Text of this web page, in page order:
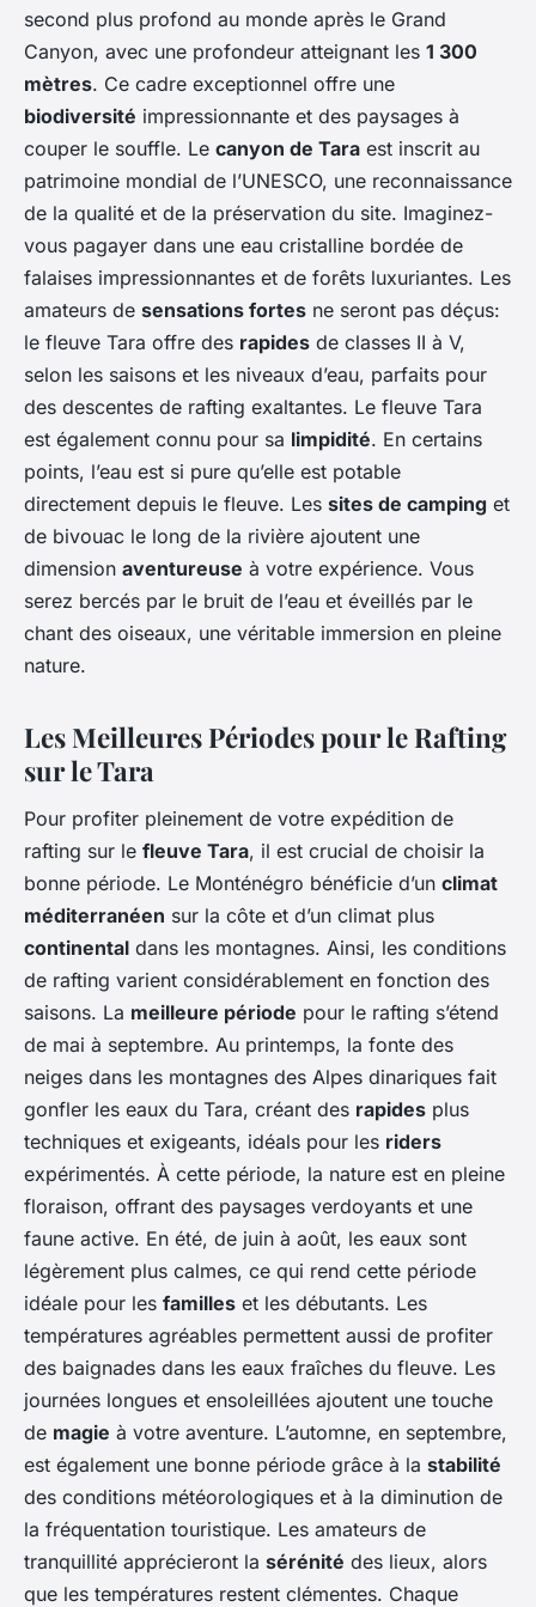
second plus profond au monde après le Grand
Canyon, avec une profondeur atteignant les 1 300
mètres. Ce cadre exceptionnel offre une
biodiversité impressionnante et des paysages à
couper le souffle. Le canyon de Tara est inscrit au
patrimoine mondial de l’UNESCO, une reconnaissance
de la qualité et de la préservation du site. Imaginez-
vous pagayer dans une eau cristalline bordée de
falaises impressionnantes et de forêts luxuriantes. Les
amateurs de sensations fortes ne seront pas déçus:
le fleuve Tara offre des rapides de classes II à V,
selon les saisons et les niveaux d’eau, parfaits pour
des descentes de rafting exaltantes. Le fleuve Tara
est également connu pour sa limpidité. En certains
points, l’eau est si pure qu’elle est potable
directement depuis le fleuve. Les sites de camping et
de bivouac le long de la rivière ajoutent une
dimension aventureuse à votre expérience. Vous
serez bercés par le bruit de l’eau et éveillés par le
chant des oiseaux, une véritable immersion en pleine
nature.
Les Meilleures Périodes pour le Rafting
sur le Tara
Pour profiter pleinement de votre expédition de
rafting sur le fleuve Tara, il est crucial de choisir la
bonne période. Le Monténégro bénéficie d’un climat
méditerranéen sur la côte et d’un climat plus
continental dans les montagnes. Ainsi, les conditions
de rafting varient considérablement en fonction des
saisons. La meilleure période pour le rafting s’étend
de mai à septembre. Au printemps, la fonte des
neiges dans les montagnes des Alpes dinariques fait
gonfler les eaux du Tara, créant des rapides plus
techniques et exigeants, idéals pour les riders
expérimentés. À cette période, la nature est en pleine
floraison, offrant des paysages verdoyants et une
faune active. En été, de juin à août, les eaux sont
légèrement plus calmes, ce qui rend cette période
idéale pour les familles et les débutants. Les
températures agréables permettent aussi de profiter
des baignades dans les eaux fraîches du fleuve. Les
journées longues et ensoleillées ajoutent une touche
de magie à votre aventure. L’automne, en septembre,
est également une bonne période grâce à la stabilité
des conditions météorologiques et à la diminution de
la fréquentation touristique. Les amateurs de
tranquillité apprécieront la sérénité des lieux, alors
que les températures restent clémentes. Chaque